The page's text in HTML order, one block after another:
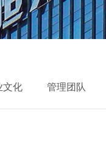
文化 管理团队